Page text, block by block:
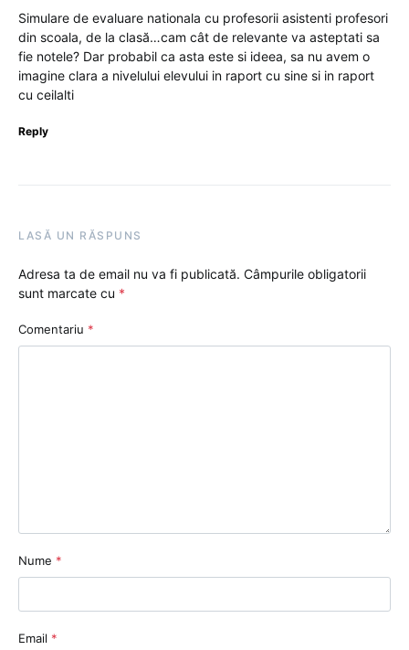
Simulare de evaluare nationala cu profesorii asistenti profesori
din scoala, de la clasă…cam cât de relevante va asteptati sa
fie notele? Dar probabil ca asta este si ideea, sa nu avem o
imagine clara a nivelului elevului in raport cu sine si in raport
cu ceilalti
Reply
LASĂ UN RĂSPUNS
Adresa ta de email nu va fi publicată. Câmpurile obligatorii
sunt marcate cu *
Comentariu *
Nume *
Email *